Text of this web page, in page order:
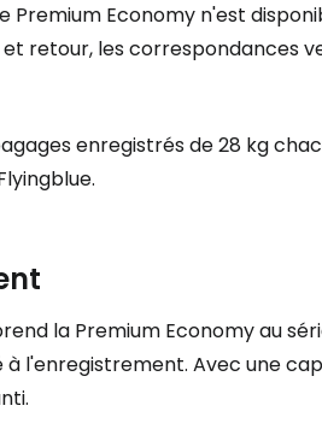
Premium Economy n'est
retour, les correspondances
enregistrés de 28 kg
la Premium Economy au
l'enregistrement. Avec une